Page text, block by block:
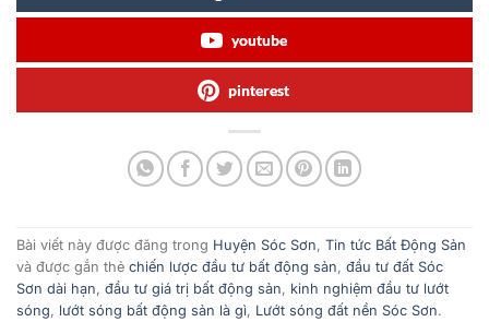
youtube
pinterest
Bài viết này được đăng trong Huyện Sóc Sơn, Tin tức Bất Động Sản
và được gắn thẻ chiến lược đầu tư bất động sản, đầu tư đất Sóc
Sơn dài hạn, đầu tư giá trị bất động sản, kinh nghiệm đầu tư lướt
sóng, lướt sóng bất động sản là gì, Lướt sóng đất nền Sóc Sơn.